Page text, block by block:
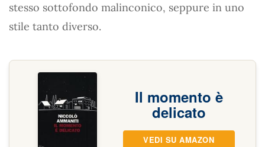
stesso sottofondo malinconico, seppure in uno
stile tanto diverso.
Il momento è
delicato
VEDI SU AMAZON